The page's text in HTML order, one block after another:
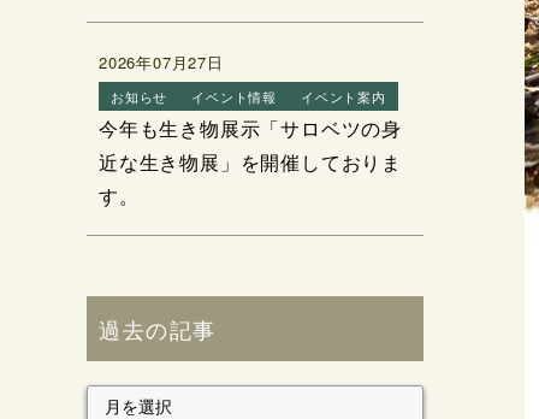
2026年07月27日
お知らせ イベント情報 イベント案内
今年も生き物展示「サロベツの身
近な生き物展」を開催しておりま
す。
過去の記事